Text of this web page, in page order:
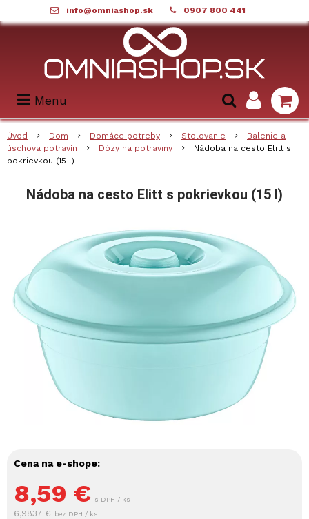
info@omniashop.sk 0907 800 441
Menu
Úvod Dom Domáce potreby Stolovanie
Balenie a
úschova potravín
Dózy na potraviny
Nádoba na cesto Elitt s
pokrievkou (15 l)
Nádoba na cesto Elitt s pokrievkou (15 l)
Cena na e-shope:
8,59 € s DPH / ks
6,9837 € bez DPH / ks